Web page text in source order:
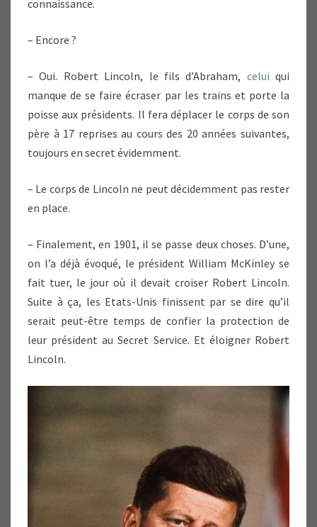
connaissance.
– Encore ?
– Oui. Robert Lincoln, le fils d’Abraham, celui qui
manque de se faire écraser par les trains et porte la
poisse aux présidents. Il fera déplacer le corps de son
père à 17 reprises au cours des 20 années suivantes,
toujours en secret évidemment.
– Le corps de Lincoln ne peut décidemment pas rester
en place.
– Finalement, en 1901, il se passe deux choses. D’une,
on l’a déjà évoqué, le président William McKinley se
fait tuer, le jour où il devait croiser Robert Lincoln.
Suite à ça, les Etats-Unis finissent par se dire qu’il
serait peut-être temps de confier la protection de
leur président au Secret Service. Et éloigner Robert
Lincoln.